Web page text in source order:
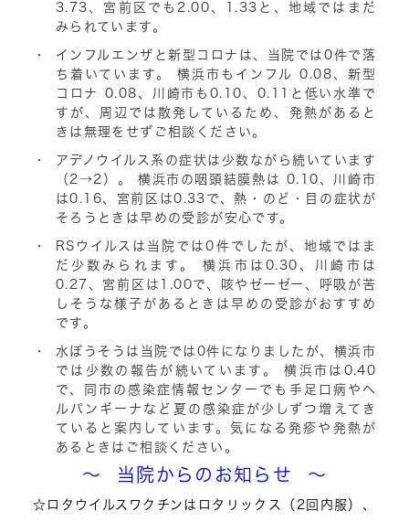
3.73、宮前区でも 2.00、1.33 と、地域ではまだ
みられています。
インフルエンザと新型コロナは、当院では0件で落
ち着いています。
横浜市も インフル 0.08、新型
コロナ 0.08、川崎市も 0.10、0.11
と低い水準で
すが、周辺では散発しているため、発熱があると
きは無理をせずご相談ください。
アデノウイルス系の症状は少数ながら続いています
（2→2）。
横浜市の 咽頭結膜熱は 0.10、川崎市
は0.16、宮前区は0.33 で、熱・のど・目の症状が
そろうときは早めの受診が安心です。
RSウイルスは当院では0件でしたが、地域ではま
だ少数みられます。
横浜市は 0.30 、川崎市は
0.27 、宮前区は 1.00で、咳やゼーゼー、呼吸が苦
しそうな様子があるときは早めの受診がおすすめ
です。
水ぼうそうは当院では0件になりましたが、横浜市
では少数の報告が続いています。
横浜市は 0.40
で、同市の感染症情報センターでも 手足口病やヘ
ルパンギーナなど夏の感染症が少しずつ増えてき
ている と案内しています。気になる発疹や発熱が
あるときはご相談ください。
～ 当院からのお知らせ ～
☆ロタウイルスワクチンはロタリックス（2回内服）、